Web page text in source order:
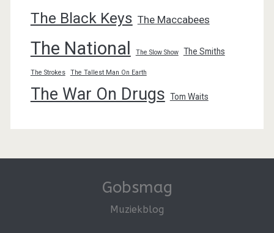
The Black Keys The Maccabees
The National The Slow Show The Smiths
The Strokes The Tallest Man On Earth
The War On Drugs Tom Waits
Gobsmag
Muziekblog